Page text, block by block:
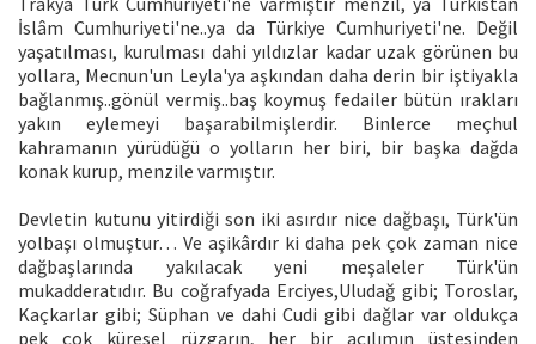
İslâm Cumhuriyeti'ne..ya da Türkiye Cumhuriyeti'ne. Değil
yaşatılması, kurulması dahi yıldızlar kadar uzak görünen bu
yollara, Mecnun'un Leyla'ya aşkından daha derin bir iştiyakla
bağlanmış..gönül vermiş..baş koymuş fedailer bütün ırakları
yakın eylemeyi başarabilmişlerdir. Binlerce meçhul
kahramanın yürüdüğü o yolların her biri, bir başka dağda
konak kurup, menzile varmıştır.
Devletin kutunu yitirdiği son iki asırdır nice dağbaşı, Türk'ün
yolbaşı olmuştur… Ve aşikârdır ki daha pek çok zaman nice
dağbaşlarında yakılacak yeni meşaleler Türk'ün
mukadderatıdır. Bu coğrafyada Erciyes,Uludağ gibi; Toroslar,
Kaçkarlar gibi; Süphan ve dahi Cudi gibi dağlar var oldukça
pek çok küresel rüzgarın, her bir açılımın üstesinden